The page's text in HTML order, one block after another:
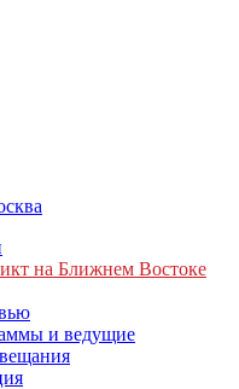
на Ближнем Востоке
и ведущие